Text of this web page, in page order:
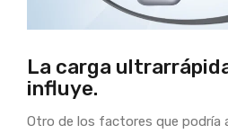
La carga
influye.
Otro de los factores que podría